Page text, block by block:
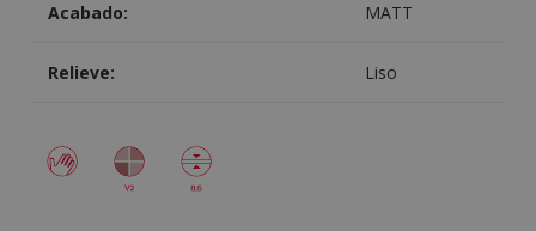
Acabado: MATT
Relieve: Liso